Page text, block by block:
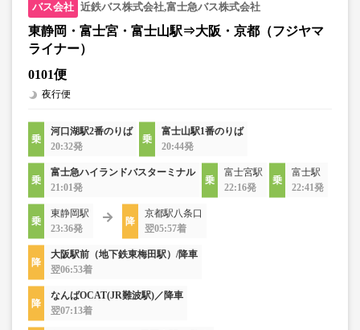
近鉄バス株式会社,富士急バス株式会社
東静岡・富士宮・富士山駅⇒大阪・京都（フジヤマ
ライナー）
0101便
夜行便
河口湖駅2番のりば
20:32発
富士山駅1番のりば
20:44発
富士急ハイランドバスターミナル
21:01発
富士宮駅
22:16発
富士駅
22:41発
東静岡駅
23:36発
京都駅八条口
翌05:57着
大阪駅前（地下鉄東梅田駅）/降車
翌06:53着
なんばOCAT(JR難波駅)／降車
翌07:13着